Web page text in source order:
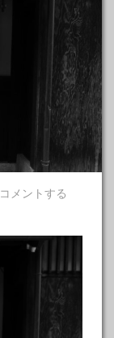
コメントする